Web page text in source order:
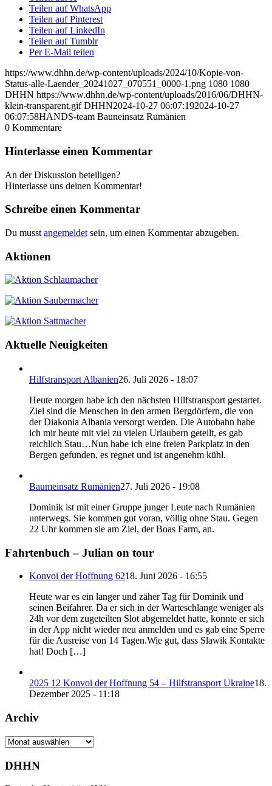
Teilen auf WhatsApp
Teilen auf Pinterest
Teilen auf LinkedIn
Teilen auf Tumblr
Per E-Mail teilen
https://www.dhhn.de/wp-content/uploads/2024/10/Kopie-von-
Status-alle-Laender_20241027_070551_0000-1.png 1080 1080
DHHN https://www.dhhn.de/wp-content/uploads/2016/06/DHHN-
klein-transparent.gif DHHN2024-10-27 06:07:192024-10-27
06:07:58HANDS-team Bauneinsatz Rumänien
0 Kommentare
Hinterlasse einen Kommentar
An der Diskussion beteiligen?
Hinterlasse uns deinen Kommentar!
Schreibe einen Kommentar
Du musst angemeldet sein, um einen Kommentar abzugeben.
Aktionen
Aktuelle Neuigkeiten
Hilfstransport Albanien26. Juli 2026 - 18:07
Heute morgen habe ich den nächsten Hilfstransport gestartet.
Ziel sind die Menschen in den armen Bergdörfern, die von
der Diakonia Albania versorgt werden. Die Autobahn habe
ich mir heute mit viel zu vielen Urlaubern geteilt, es gab
reichlich Stau…Nun habe ich eine freien Parkplatz in den
Bergen gefunden, es regnet und ist angenehm kühl.
Baumeinsatz Rumänien27. Juli 2026 - 19:08
Dominik ist mit einer Gruppe junger Leute nach Rumänien
unterwegs. Sie kommen gut voran, völlig ohne Stau. Gegen
22 Uhr kommen sie am Ziel, der Boas Farm, an.
Fahrtenbuch – Julian on tour
Konvoi der Hoffnung 6218. Juni 2026 - 16:55
Heute war es ein langer und zäher Tag für Dominik und
seinen Beifahrer. Da er sich in der Warteschlange weniger als
24h vor dem zugeteilten Slot abgemeldet hatte, konnte er sich
in der App nicht wieder neu anmelden und es gab eine Sperre
für die Ausreise von 14 Tagen.Wie gut, dass Slawik Kontakte
hat! Doch […]
2025 12 Konvoi der Hoffnung 54 – Hilfstransport Ukraine18.
Dezember 2025 - 11:18
Archiv
Archiv
DHHN